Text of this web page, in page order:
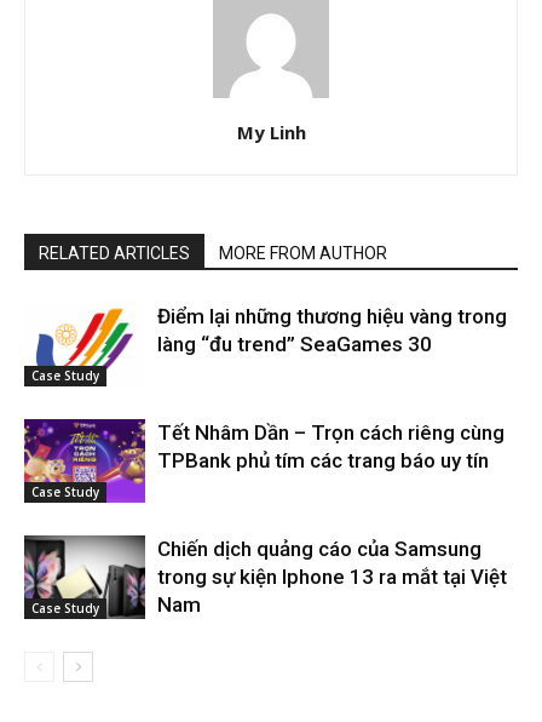
My Linh
RELATED ARTICLES MORE FROM AUTHOR
Case Study
Điểm lại những thương hiệu vàng trong
làng “đu trend” SeaGames 30
Case Study
Tết Nhâm Dần – Trọn cách riêng cùng
TPBank phủ tím các trang báo uy tín
Case Study
Chiến dịch quảng cáo của Samsung
trong sự kiện Iphone 13 ra mắt tại Việt
Nam